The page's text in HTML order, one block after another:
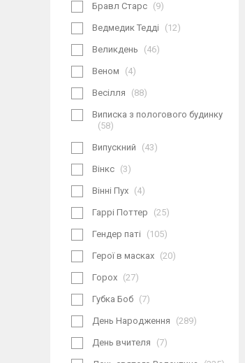
Бравл Старс 9
Ведмедик Тедді 12
Великдень 46
Веном 4
Весілля 88
Виписка з пологового будинку
58
Випускний 43
Вінкс 3
Вінні Пух 4
Гаррі Поттер 25
Гендер паті 105
Герої в масках 20
Горох 27
Губка Боб 7
День Народження 289
День вчителя 7